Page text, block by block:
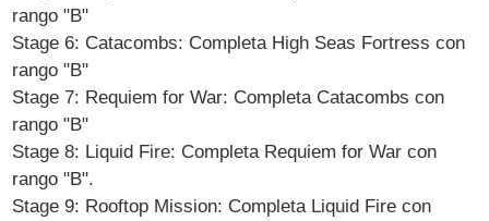
rango "B"
Stage 6: Catacombs: Completa High Seas Fortress con
rango "B"
Stage 7: Requiem for War: Completa Catacombs con
rango "B"
Stage 8: Liquid Fire: Completa Requiem for War con
rango "B".
Stage 9: Rooftop Mission: Completa Liquid Fire con